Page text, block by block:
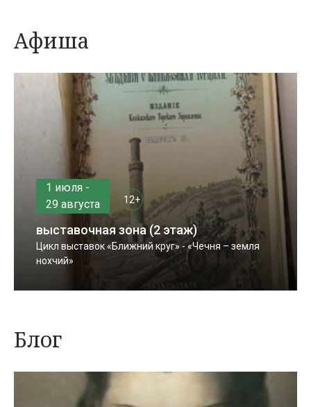
Афиша
1 июля -
29 августа
12+
выставочная зона (2 этаж)
Цикл выставок «Ближний круг» - «Чечня – земля
нохчий»
Блог